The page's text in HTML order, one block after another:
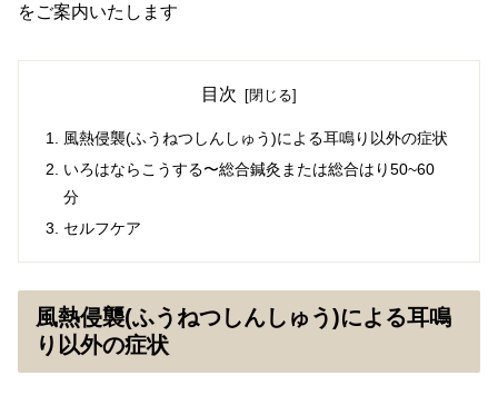
をご案内いたします
目次
風熱侵襲(ふうねつしんしゅう)による耳鳴り以外の症状
いろはならこうする〜総合鍼灸または総合はり50~60
分
セルフケア
風熱侵襲(ふうねつしんしゅう)による耳鳴
り以外の症状